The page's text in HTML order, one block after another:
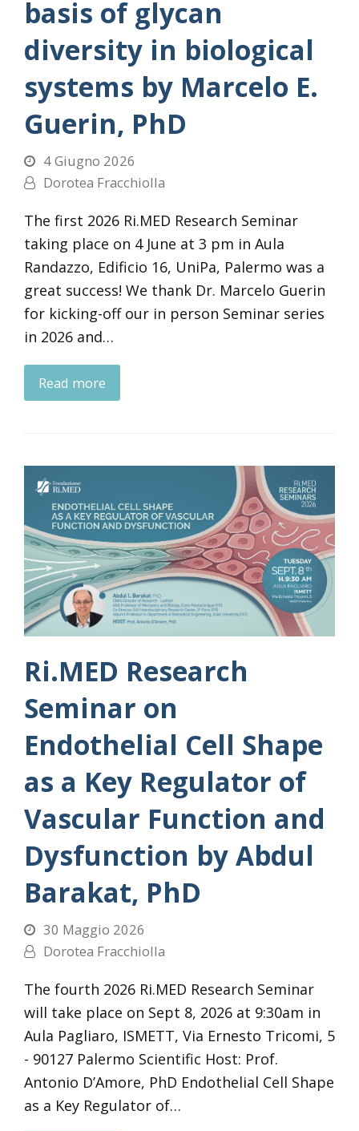
basis of glycan
diversity in biological
systems by Marcelo E.
Guerin, PhD
4 Giugno 2026
Dorotea Fracchiolla
The first 2026 Ri.MED Research Seminar
taking place on 4 June at 3 pm in Aula
Randazzo, Edificio 16, UniPa, Palermo was a
great success! We thank Dr. Marcelo Guerin
for kicking-off our in person Seminar series
in 2026 and…
Read more
Ri.MED Research
Seminar on
Endothelial Cell Shape
as a Key Regulator of
Vascular Function and
Dysfunction by Abdul
Barakat, PhD
30 Maggio 2026
Dorotea Fracchiolla
The fourth 2026 Ri.MED Research Seminar
will take place on Sept 8, 2026 at 9:30am in
Aula Pagliaro, ISMETT, Via Ernesto Tricomi, 5
- 90127 Palermo Scientific Host: Prof.
Antonio D’Amore, PhD Endothelial Cell Shape
as a Key Regulator of…